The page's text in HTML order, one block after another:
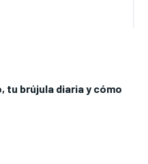
brújula diaria y cómo